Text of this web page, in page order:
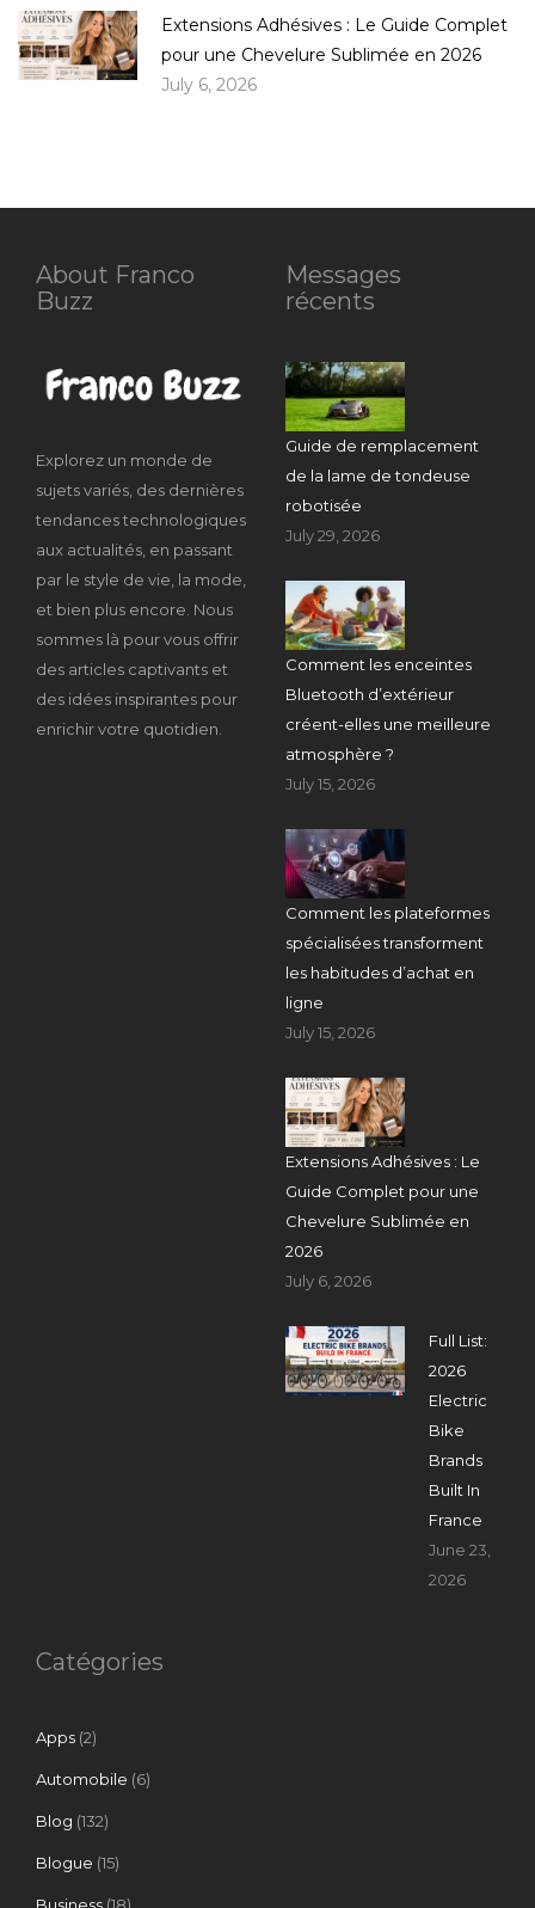
Extensions Adhésives : Le Guide Complet
pour une Chevelure Sublimée en 2026
July 6, 2026
About Franco
Buzz
Explorez un monde de
sujets variés, des dernières
tendances technologiques
aux actualités, en passant
par le style de vie, la mode,
et bien plus encore. Nous
sommes là pour vous offrir
des articles captivants et
des idées inspirantes pour
enrichir votre quotidien.
Messages
récents
Guide de remplacement
de la lame de tondeuse
robotisée
July 29, 2026
Comment les enceintes
Bluetooth d’extérieur
créent-elles une meilleure
atmosphère ?
July 15, 2026
Comment les plateformes
spécialisées transforment
les habitudes d’achat en
ligne
July 15, 2026
Extensions Adhésives : Le
Guide Complet pour une
Chevelure Sublimée en
2026
July 6, 2026
Full List:
2026
Electric
Bike
Brands
Built In
France
June 23,
2026
Catégories
Apps (2)
Automobile (6)
Blog (132)
Blogue (15)
Business (18)